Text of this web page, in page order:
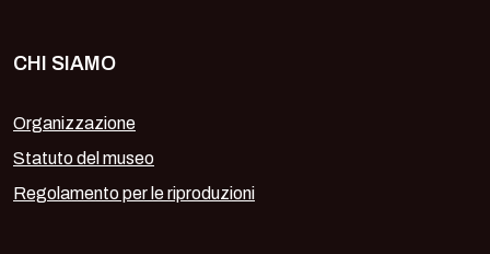
CHI SIAMO
Organizzazione
Statuto del museo
Regolamento per le riproduzioni